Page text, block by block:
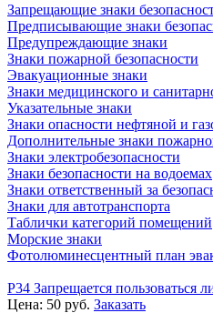
Запрещающие знаки
Предписывающие знаки
Предупреждающие знаки
Знаки пожарной безопасности
Эвакуационные знаки
Знаки медицинского и
Указательные знаки
Знаки опасности нефтяной и
Дополнительные знаки
Знаки электробезопасности
Знаки безопасности на водоемах
Знаки ответственный за
Знаки для автотранспорта
Таблички категорий помещений
Морские знаки
Фотолюминесцентный план
P34 Запрещается пользоваться
Цена: 50 руб. Заказать